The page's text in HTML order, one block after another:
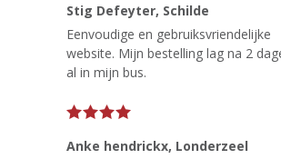
Stig Defeyter, Schilde
Eenvoudige en gebruiksvriendelijke
website. Mijn bestelling lag na 2
al in mijn bus.
Anke hendrickx, Londerzeel